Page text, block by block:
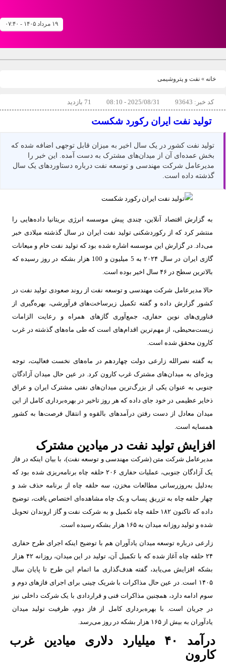
۱۹ مرداد ۱۴۰۵ - ۰۷:۴۰
خانه» نفت و پتروشیمی
کد خبر: 93643 2025/08/31 - 08:10 71 بازدید
تولید نفت ایران رکورد شکست
تولید نفت کشور در یک سال اخیر به میزان قابل توجهی اضافه شده که
بخش عمده‌ای آن از میدان‌های مشترک به دست آمده. این خبر را
مدیرعامل شرکت مهندسی و توسعه نفت درباره دستاوردهای یک سال
گذشته داده است.
به گزارش اقتصاد آنلاین، چندی پیش موسسه انرژی بریتانیا داده‌هایی را
منتشر کرد که از رکوردشکنی تولید نفت ایران در سال گذشته میلادی خبر
می‌داد. در گزارش این موسسه اشاره شده بود که تولید نفت خام و میعانات
گازی ایران در سال ۲۰۲۴ به 5 میلیون و 100 هزار بشکه در روز رسیده که
بالاترین سطح در ۴۶ سال اخیر بوده است.
حالا مدیرعامل شرکت مهندسی و توسعه نفت از روند صعودی تولید نفت در
کشور گزارش داده و گفته تکمیل زیرساخت‌های فرآورشی، بهره‌گیری از
فناوری‌های نوین حفاری، جمع‌آوری گازهای همراه و رعایت الزامات
زیست‌محیطی، از مهم‌ترین اقدام‌های است که طی ماه‌های گذشته در غرب
کارون محقق شده است.
به گفته نصرالله زارعی دولت چهاردهم در ماه‌های نخست فعالیت، توجه
ویژه‌ای به میدان‌های مشترک غرب کارون کرد. در عین حال میدان آزادگان
جنوبی به عنوان یکی از بزرگ‌ترین میدان‌های نفتی مشترک ایران و عراق
ذخایر عظیمی در خود جای داده که هر روز تاخیر در بهره‌برداری کامل از این
میدان معادل از دست رفتن درآمدهای بالقوه و انتقال فرصت‌ها به کشور
همسایه است.
افزایش تولید نفت در میادین مشترک
مدیرعامل شرکت متن (شرکت مهندسی و توسعه نفت)، با بیان اینکه در فاز
یک آزادگان جنوبی، عملیات حفاری ۲۰۶ حلقه چاه برنامه‌ریزی شده بود که
به‌دلیل به‌روزرسانی مطالعات مخزن، سه حلقه چاه از برنامه حذف شد و
چهار حلقه چاه به تزریق پساب و یک چاه مشاهده‌ای اختصاص یافت، توضیح
داده که تاکنون ۱۸۲ حلقه چاه تکمیل و به شرکت نفت و گاز اروندان تحویل
شده و تولید روزانه میدان به ۱۶۵ هزار بشکه رسیده است.
زارعی درباره توسعه میدان یادآوران هم با توضیح اینکه اجرای طرح حفاری
۲۴ حلقه چاه آغاز شده که با تکمیل آن، تولید در این میدان، روزانه ۴۲ هزار
بشکه افزایش می‌یابد، گفته هدف‌گذاری ما اتمام این طرح تا پایان سال
۱۴۰۵ است. در عین حال مذاکرات با شریک چینی برای اجرای فازهای دوم و
سوم ادامه دارد، همچنین مذاکرات فنی و قراردادی با یک شرکت داخلی نیز
در جریان است. با بهره‌برداری کامل از فاز دوم، ظرفیت تولید میدان
یادآوران به بیش از ۱۶۵ هزار بشکه در روز می‌رسد.
درآمد ۴۰ میلیارد دلاری میادین غرب
کارون